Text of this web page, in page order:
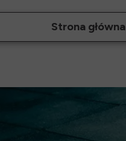
Strona główna